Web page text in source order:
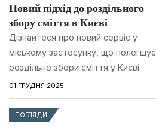
Новий підхід до роздільного
збору сміття в Києві
Дізнайтеся про новий сервіс у
міському застосунку, що полегшує
роздільне збори сміття у Києві.
01 ГРУДНЯ 2025
ПОГЛЯДИ